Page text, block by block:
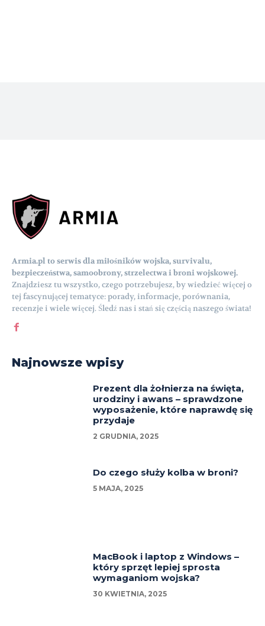
Armia.pl to serwis dla miłośników wojska, survivalu,
bezpieczeństwa, samoobrony, strzelectwa i broni wojskowej.
Znajdziesz tu wszystko, czego potrzebujesz, by wiedzieć więcej o
tej fascynującej tematyce: porady, informacje, porównania,
recenzje i wiele więcej. Śledź nas i stań się częścią naszego świata!
Najnowsze wpisy
Prezent dla żołnierza na święta,
urodziny i awans – sprawdzone
wyposażenie, które naprawdę się
przydaje
2 GRUDNIA, 2025
Do czego służy kolba w broni?
5 MAJA, 2025
MacBook i laptop z Windows –
który sprzęt lepiej sprosta
wymaganiom wojska?
30 KWIETNIA, 2025